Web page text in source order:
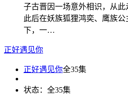
子古晋因一场意外相识，从此
此后在妖族狐狸鸿奕、鹰族
下，一…
正好遇见你
正好遇见你全35集
状态： 全35集